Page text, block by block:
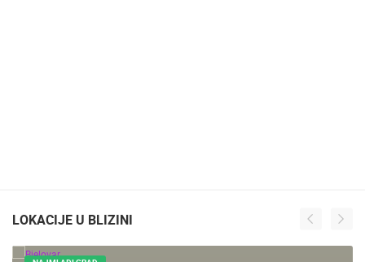
LOKACIJE U BLIZINI